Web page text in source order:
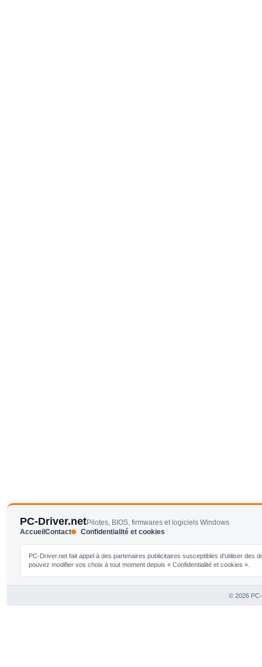
PC-Driver.netPilotes, BIOS, firmwares et logiciels Windows
AccueilContact Confidentialité et cookies
PC-Driver.net fait appel à des partenaires publicitaires susceptibles d'utiliser
pouvez modifier vos choix à tout moment depuis « Confidentialité et cookies ».
© 2026